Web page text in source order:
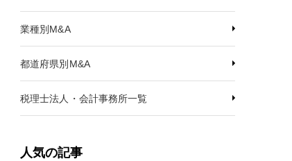
業種別M&A
都道府県別M&A
税理士法人・会計事務所一覧
人気の記事